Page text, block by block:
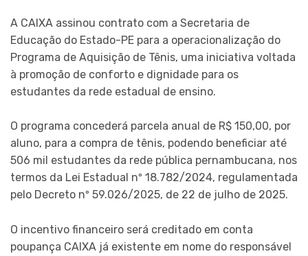
A CAIXA assinou contrato com a Secretaria de
Educação do Estado-PE para a operacionalização do
Programa de Aquisição de Tênis, uma iniciativa voltada
à promoção de conforto e dignidade para os
estudantes da rede estadual de ensino.
O programa concederá parcela anual de R$ 150,00, por
aluno, para a compra de tênis, podendo beneficiar até
506 mil estudantes da rede pública pernambucana, nos
termos da Lei Estadual nº 18.782/2024, regulamentada
pelo Decreto nº 59.026/2025, de 22 de julho de 2025.
O incentivo financeiro será creditado em conta
poupança CAIXA já existente em nome do responsável